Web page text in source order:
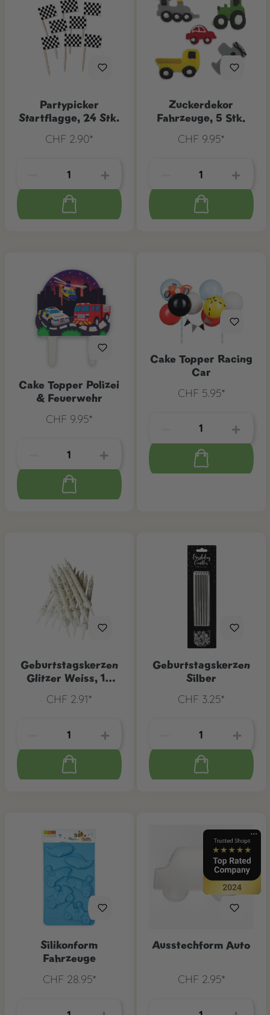
Partypicker
Startflagge, 24 Stk.
CHF 2.90*
Zuckerdekor
Fahrzeuge, 5 Stk.
CHF 9.95*
Cake Topper Polizei
& Feuerwehr
CHF 9.95*
Cake Topper Racing
Car
CHF 5.95*
Geburtstagskerzen
Glitzer Weiss, 12
CHF 2.91*
Geburtstagskerzen
Silber
CHF 3.25*
Silikonform
Fahrzeuge
CHF 28.95*
Ausstechform Auto
CHF 2.95*